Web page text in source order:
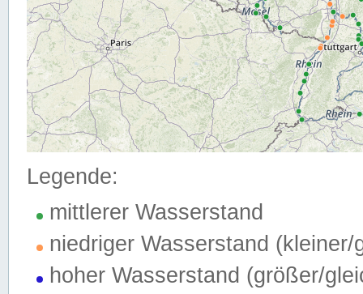
Legende:
mittlerer Wasserstand
niedriger Wasserstand (kleiner/
hoher Wasserstand (größer/